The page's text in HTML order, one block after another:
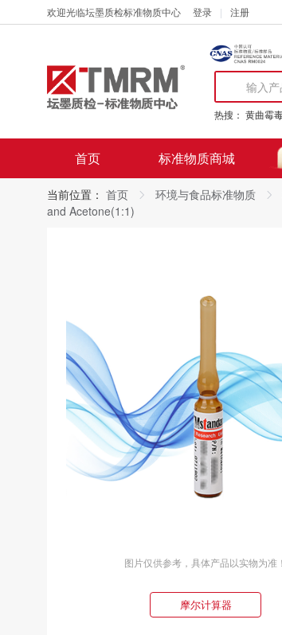
欢迎光临坛墨质检标准物质中心 登录 注册
热搜： 黄曲霉
首页 标准物质商城
当前位置： 首页 环境与食品标准物质
and Acetone(1:1)
图片仅供参考，具体产品以实物为准！
摩尔计算器